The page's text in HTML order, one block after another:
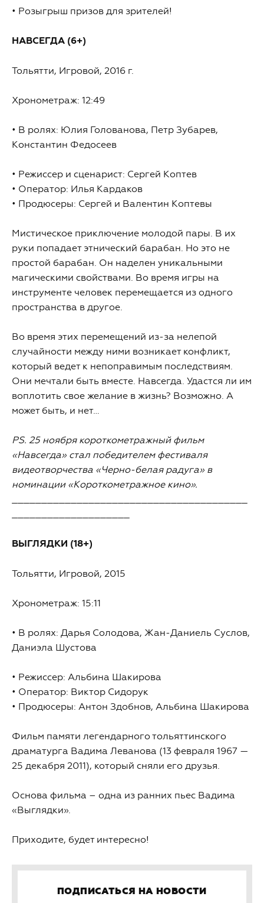
• Розыгрыш призов для зрителей!
НАВСЕГДА (6+)
Тольятти, Игровой, 2016 г.
Хронометраж: 12:49
• В ролях: Юлия Голованова, Петр Зубарев,
Константин Федосеев
• Режиссер и сценарист: Сергей Коптев
• Оператор: Илья Кардаков
• Продюсеры: Сергей и Валентин Коптевы
Мистическое приключение молодой пары. В их
руки попадает этнический барабан. Но это не
простой барабан. Он наделен уникальными
магическими свойствами. Во время игры на
инструменте человек перемещается из одного
пространства в другое.
Во время этих перемещений из-за нелепой
случайности между ними возникает конфликт,
который ведет к непоправимым последствиям.
Они мечтали быть вместе. Навсегда. Удастся ли им
воплотить свое желание в жизнь? Возможно. А
может быть, и нет…
PS. 25 ноября короткометражный фильм
«Навсегда» стал победителем фестиваля
видеотворчества «Черно-белая радуга» в
номинации «Короткометражное кино».
ВЫГЛЯДКИ (18+)
Тольятти, Игровой, 2015
Хронометраж: 15:11
• В ролях: Дарья Солодова, Жан-Даниель Суслов,
Даниэла Шустова
• Режиссер: Альбина Шакирова
• Оператор: Виктор Сидорук
• Продюсеры: Антон Здобнов, Альбина Шакирова
Фильм памяти легендарного тольяттинского
драматурга Вадима Леванова (13 февраля 1967 —
25 декабря 2011), который сняли его друзья.
Основа фильма – одна из ранних пьес Вадима
«Выглядки».
Приходите, будет интересно!
ПОДПИСАТЬСЯ НА НОВОСТИ